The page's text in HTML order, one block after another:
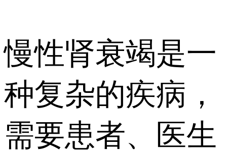
慢性肾衰竭是一
种复杂的疾病，
需要患者、医生